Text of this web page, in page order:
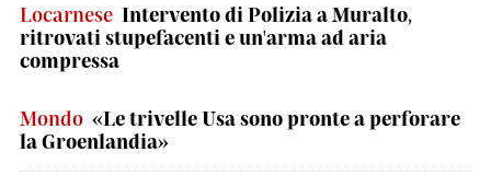
Locarnese Intervento di Polizia a Muralto,
ritrovati stupefacenti e un'arma ad aria
compressa
Mondo «Le trivelle Usa sono pronte a perforare
la Groenlandia»